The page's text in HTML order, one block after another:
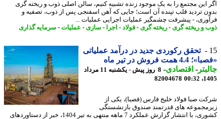
این مجتمع را به یک موجود زنده تشبیه کنیم، سالن اصلی ذوب و ریخته گری
تردید قلب تپنده آن است؛ جایی که آهن اسفنجی پس از ذوب، تصفیه و
- پیشرفت چشمگیر عملیات اجرایی عملیات ...
و ریخته گری - ریخته گری - فولاد-اجرا -سازی- عملیات-سرمایه گذاری
تحقق رکوردی جدید در درآمد عملیاتی
همت فروش در تیر ماه
-اقتصادی-
8 روز پیش - یکشنبه 11 مرداد
82004678
صبا فولاد خلیج فارس (فصبا)، یکی از
های قدرتمند صندوق بازنشستگی
کشوری، با انتشار گزارش عملکرد 7 ماهه منتهی به تیر 1404، خبر از دستاوردهای